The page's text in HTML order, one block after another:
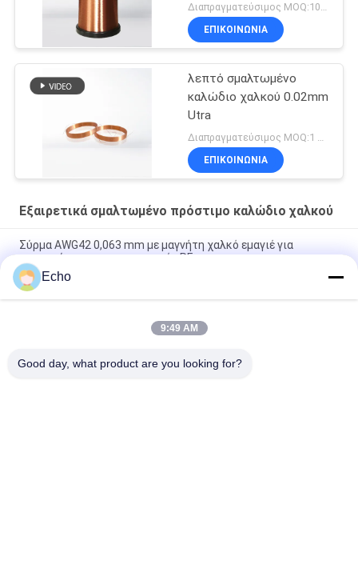
Διαπραγματεύσιμος MOQ:10 χιλιόγραμμο/χιλιόγραμμα
ΕΠΙΚΟΙΝΩΝΙΑ
λεπτό σμαλτωμένο
καλώδιο χαλκού 0.02mm
Utra
ΕΠΙΚΟΙΝΩΝΙΑ
Εξαιρετικά σμαλτωμένο πρόστιμο καλώδιο χαλκού
Σύρμα AWG42 0,063 mm με μαγνήτη χαλκό εμαγιέ για
μινιατούρες μετασχηματιστές RF
Πολυουρεθάνη 0,06mm 155°C/180°C Εμαγιέ στρογγυλό σύρμα
χαλκού για στερεό μονωμένο χαλκό υψηλής καθαρότητας
Σύρμα μαγνήτη χαλκού 0,032 mm για αισθητήρες ρεύματος
Echo
9:49 AM
Good day, what product are you looking for?